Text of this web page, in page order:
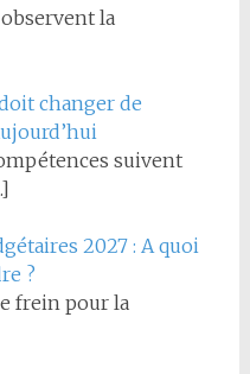
la
changer de
suivent
2027 : A quoi
?
frein pour la